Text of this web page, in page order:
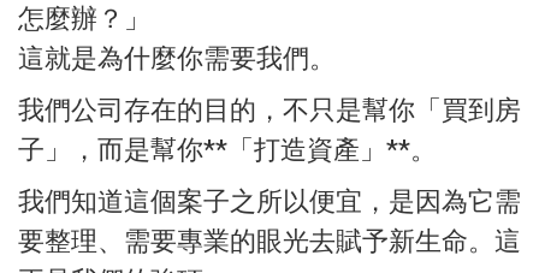
怎麼辦？」
這就是為什麼你需要我們。
我們公司存在的目的，不只是幫你「買到房
子」，而是幫你**「打造資產」**。
我們知道這個案子之所以便宜，是因為它需
要整理、需要專業的眼光去賦予新生命。這